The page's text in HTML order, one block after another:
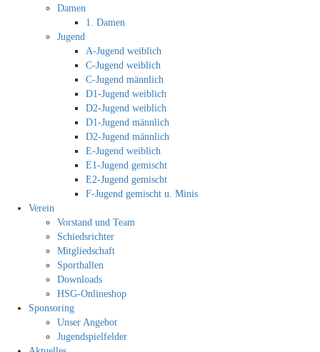
Damen
1. Damen
Jugend
A-Jugend weiblich
C-Jugend weiblich
C-Jugend männlich
D1-Jugend weiblich
D2-Jugend weiblich
D1-Jugend männlich
D2-Jugend männlich
E-Jugend weiblich
E1-Jugend gemischt
E2-Jugend gemischt
F-Jugend gemischt u. Minis
Verein
Vorstand und Team
Schiedsrichter
Mitgliedschaft
Sporthallen
Downloads
HSG-Onlineshop
Sponsoring
Unser Angebot
Jugendspielfelder